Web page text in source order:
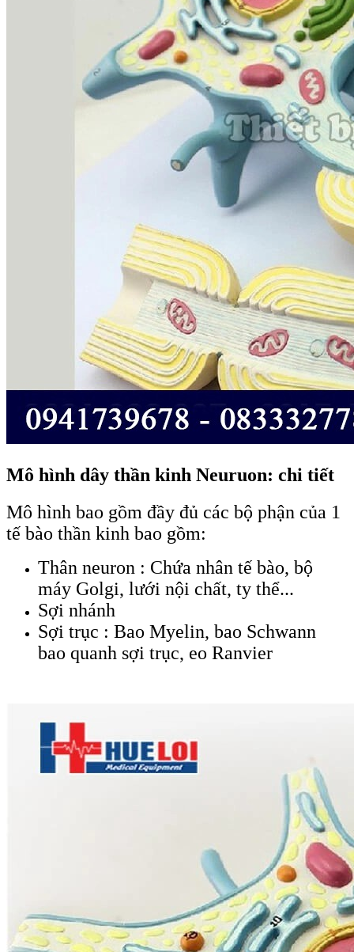
Mô hình dây thần kinh Neuruon: chi tiết
Mô hình bao gồm đầy đủ các bộ phận của 1
tế bào thần kinh bao gồm:
Thân neuron : Chứa nhân tế bào, bộ
máy Golgi, lưới nội chất, ty thể...
Sợi nhánh
Sợi trục : Bao Myelin, bao Schwann
bao quanh sợi trục, eo Ranvier